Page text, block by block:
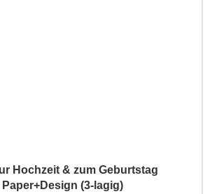
Hochzeit & zum Geburtstag
(3-lagig)